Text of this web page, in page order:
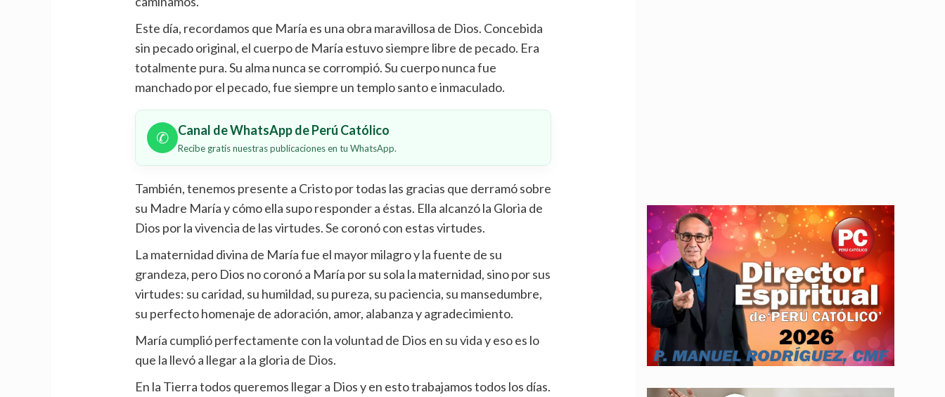
Este día, recordamos que María es una obra maravillosa de Dios. Concebida
sin pecado original, el cuerpo de María estuvo siempre libre de pecado. Era
totalmente pura. Su alma nunca se corrompió. Su cuerpo nunca fue
manchado por el pecado, fue siempre un templo santo e inmaculado.
✆ Canal de WhatsApp de Perú Católico
Recibe gratis nuestras publicaciones en tu WhatsApp.
También, tenemos presente a Cristo por todas las gracias que derramó sobre
su Madre María y cómo ella supo responder a éstas. Ella alcanzó la Gloria de
Dios por la vivencia de las virtudes. Se coronó con estas virtudes.
La maternidad divina de María fue el mayor milagro y la fuente de su
grandeza, pero Dios no coronó a María por su sola la maternidad, sino por sus
virtudes: su caridad, su humildad, su pureza, su paciencia, su mansedumbre,
su perfecto homenaje de adoración, amor, alabanza y agradecimiento.
María cumplió perfectamente con la voluntad de Dios en su vida y eso es lo
que la llevó a llegar a la gloria de Dios.
En la Tierra todos queremos llegar a Dios y en esto trabajamos todos los días.